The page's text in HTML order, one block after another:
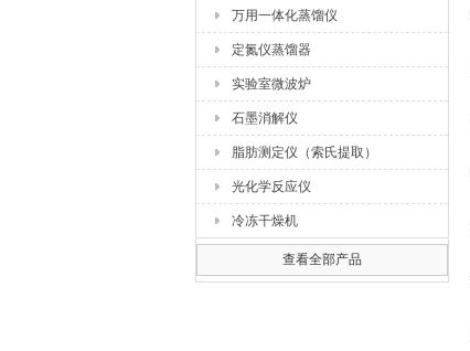
万用一体化蒸馏仪
定氮仪蒸馏器
实验室微波炉
石墨消解仪
脂肪测定仪（索氏提取）
光化学反应仪
冷冻干燥机
查看全部产品